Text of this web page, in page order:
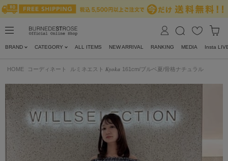
BRAND CATEGORY ALL ITEMS NEW ARRIVAL RANKING MEDIA Insta
HOME コーディネート ルミネエスト 𝑲𝒚𝒐𝒌𝒂 161cm/ブルベ夏/骨格ナチュラル